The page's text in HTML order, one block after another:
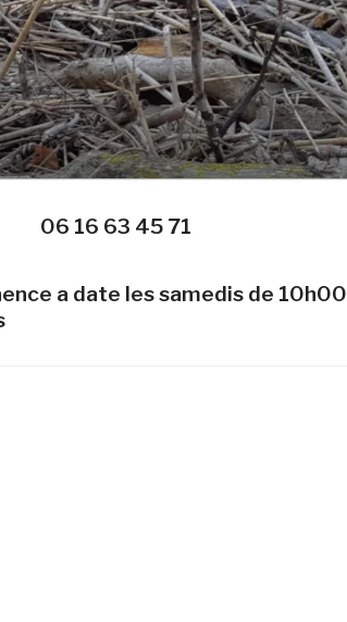
06 16 63 45 71
a date les samedis de 10h00